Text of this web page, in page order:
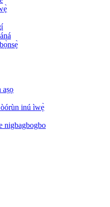
aṣọ
inú ìwẹ̀
nigbagbogbo